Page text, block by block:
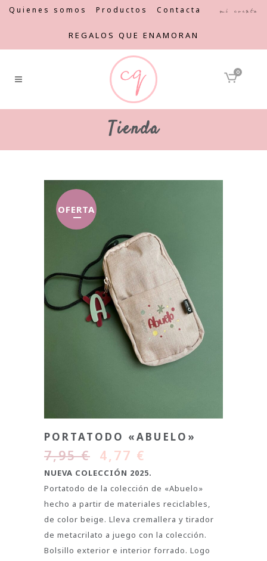
Quienes somos Productos Contacta Mi cuenta
REGALOS QUE ENAMORAN
0
Tienda
OFERTA
PORTATODO «ABUELO»
7,95€ 4,77 €
NUEVA COLECCIÓN 2025.
Portatodo de la colección de «Abuelo»
hecho a partir de materiales reciclables,
de color beige. Lleva cremallera y tirador
de metacrilato a juego con la colección.
Bolsillo exterior e interior forrado. Logo